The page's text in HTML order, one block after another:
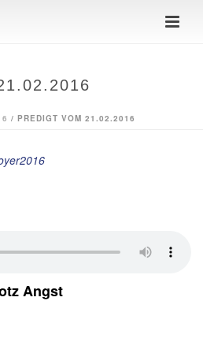
/ PREDIGT VOM 21.02.2016
Angst